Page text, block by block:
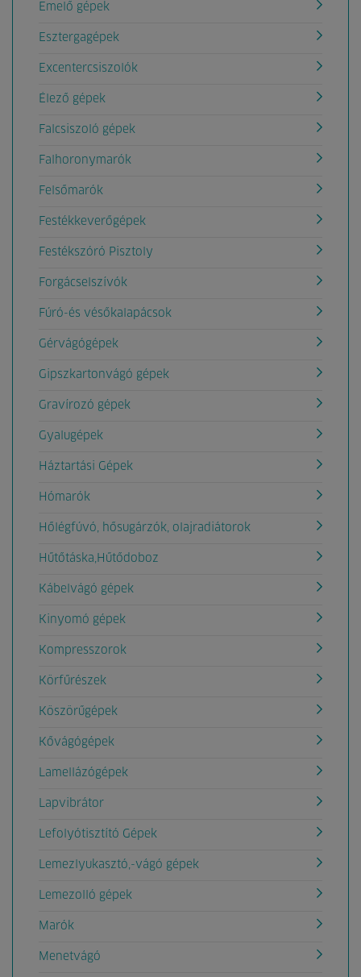
Emelő gépek
Esztergagépek
Excentercsiszolók
Élező gépek
Falcsiszoló gépek
Falhoronymarók
Felsőmarók
Festékkeverőgépek
Festékszóró Pisztoly
Forgácselszívók
Fúró-és vésőkalapácsok
Gérvágógépek
Gipszkartonvágó gépek
Gravírozó gépek
Gyalugépek
Háztartási Gépek
Hómarók
Hőlégfúvó, hősugárzók, olajradiátorok
Hűtőtáska,Hűtődoboz
Kábelvágó gépek
Kinyomó gépek
Kompresszorok
Körfűrészek
Köszörűgépek
Kővágógépek
Lamellázógépek
Lapvibrátor
Lefolyótisztító Gépek
Lemezlyukasztó,-vágó gépek
Lemezolló gépek
Marók
Menetvágó